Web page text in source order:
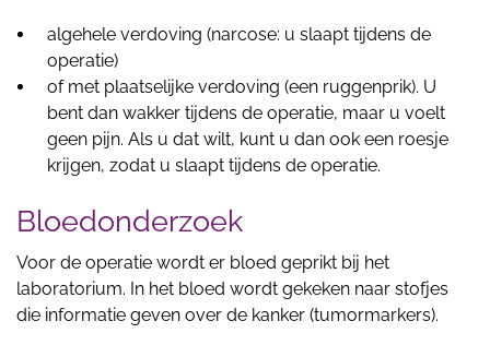
algehele verdoving (narcose: u slaapt tijdens de
operatie)
of met plaatselijke verdoving (een ruggenprik). U
bent dan wakker tijdens de operatie, maar u voelt
geen pijn. Als u dat wilt, kunt u dan ook een roesje
krijgen, zodat u slaapt tijdens de operatie.
Bloedonderzoek
Voor de operatie wordt er bloed geprikt bij het
laboratorium. In het bloed wordt gekeken naar stofjes
die informatie geven over de kanker (tumormarkers).